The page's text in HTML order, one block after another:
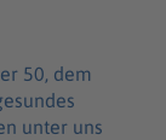
50, dem